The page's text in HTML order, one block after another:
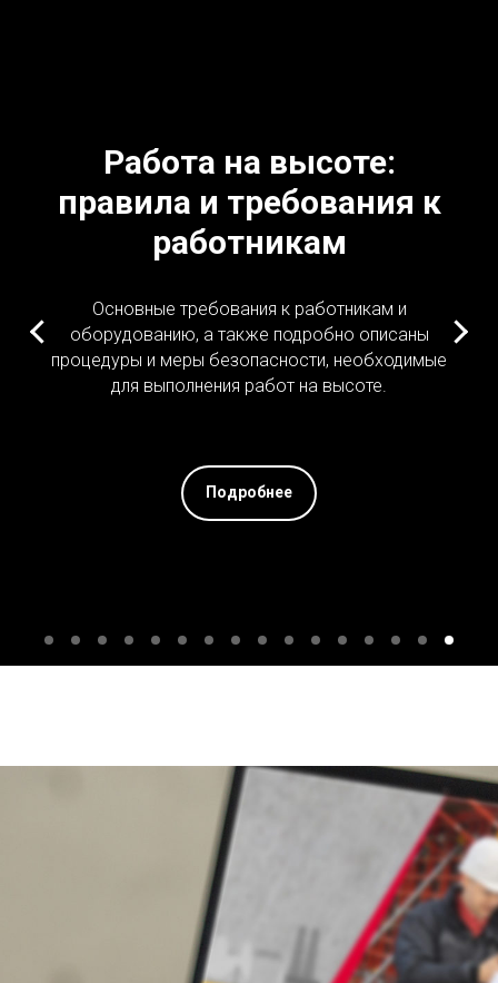
Работа на высоте:
правила и требования к
работникам
Основные требования к работникам и
оборудованию, а также подробно описаны
процедуры и меры безопасности, необходимые
для выполнения работ на высоте.
Подробнее